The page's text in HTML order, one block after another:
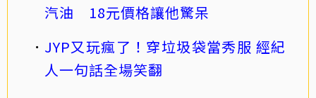
汽油 18元價格讓他驚呆
JYP又玩瘋了！穿垃圾袋當秀服 經紀
人一句話全場笑翻